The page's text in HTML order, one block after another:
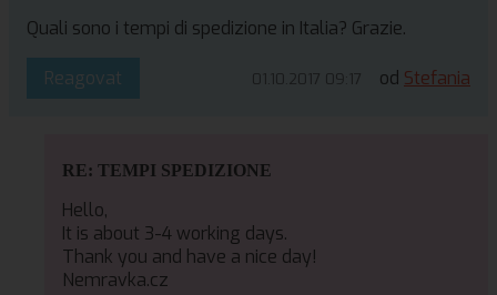
Quali sono i tempi di spedizione in Italia? Grazie.
Reagovat 01.10.2017 09:17 od Stefania
RE: TEMPI SPEDIZIONE
Hello,
It is about 3-4 working days.
Thank you and have a nice day!
Nemravka.cz